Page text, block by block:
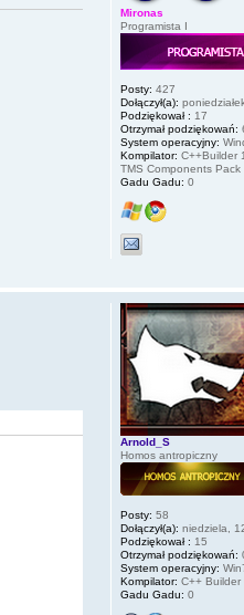
Mironas
Programista I
Posty: 427
Dołączył(a):
Podziękował : 17
Otrzymał podziękowań:
System operacyjny:
Kompilator: C++Builder
TMS Components Pack
Gadu Gadu: 0
Arnold_S
Homos antropiczny
Posty: 58
Dołączył(a): niedziela,
Podziękował : 15
Otrzymał podziękowań:
System operacyjny:
Kompilator: C++
Gadu Gadu: 0